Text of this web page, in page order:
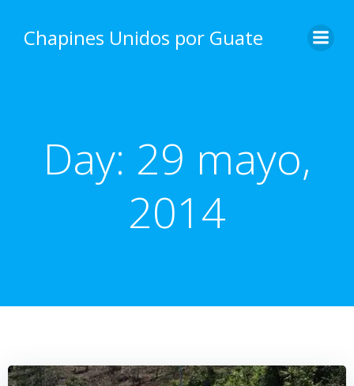
content
Chapines Unidos por Guate
Day: 29 mayo,
2014